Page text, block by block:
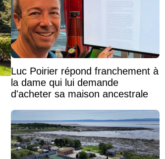
Luc Poirier répond franchement à
la dame qui lui demande
d'acheter sa maison ancestrale